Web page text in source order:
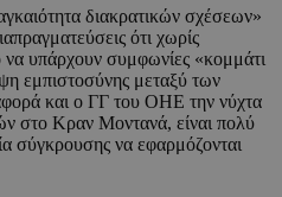
διακρατικών σχέσεων»
ότι χωρίς
να υπάρχουν συμφωνίες «κομμάτι
εμπιστοσύνης μεταξύ των
και ο ΓΓ του ΟΗΕ την νύχτα
στο Κραν Μοντανά, είναι πολύ
σύγκρουσης να εφαρμόζονται